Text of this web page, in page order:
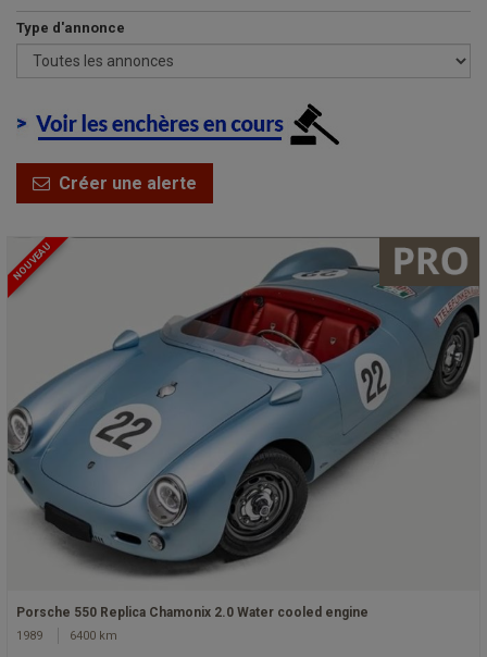
Type d'annonce
Créer une alerte
NOUVEAU
Porsche 550 Replica Chamonix 2.0 Water cooled engine
1989 6400 km